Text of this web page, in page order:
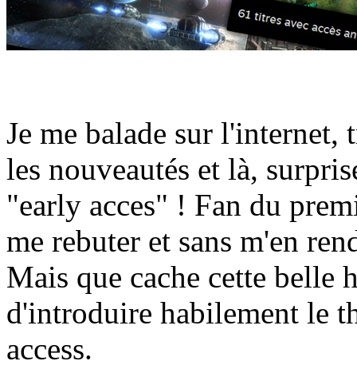
Je me balade sur
les nouveautés et là,
"early acces" ! Fan du
me rebuter et sans m'en
Mais que cache cette belle
d'introduire habilement le
access.